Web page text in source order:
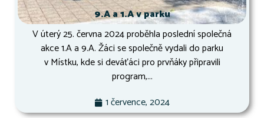
9.A a 1.A v parku
V úterý 25. června 2024 proběhla poslední společná
akce 1.A a 9.A. Žáci se společně vydali do parku
v Místku, kde si deváťáci pro prvňáky připravili
program,...
1 července, 2024